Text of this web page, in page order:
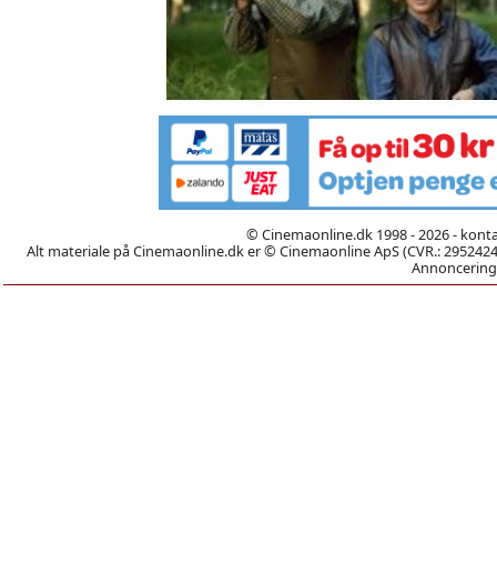
© Cinemaonline.dk 1998 - 2026 -
Alt materiale på Cinemaonline.dk er © Cinemaonline ApS (CVR.: